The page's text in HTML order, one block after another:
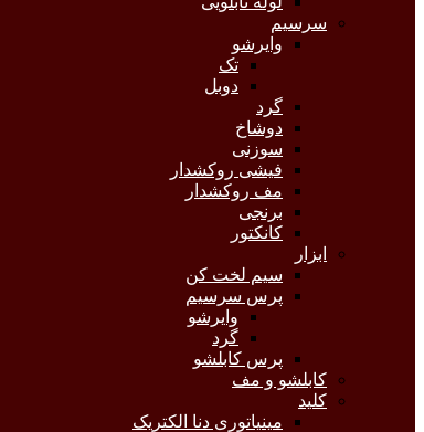
سرسیم
وایرشو
تک
دوبل
گرد
دوشاخ
سوزنی
فیشی روکشدار
مف روکشدار
برنجی
کانکتور
ابزار
سیم لخت کن
پرس سرسیم
وایرشو
گرد
پرس کابلشو
کابلشو و مف
کلید
مینیاتوری دنا الکتریک